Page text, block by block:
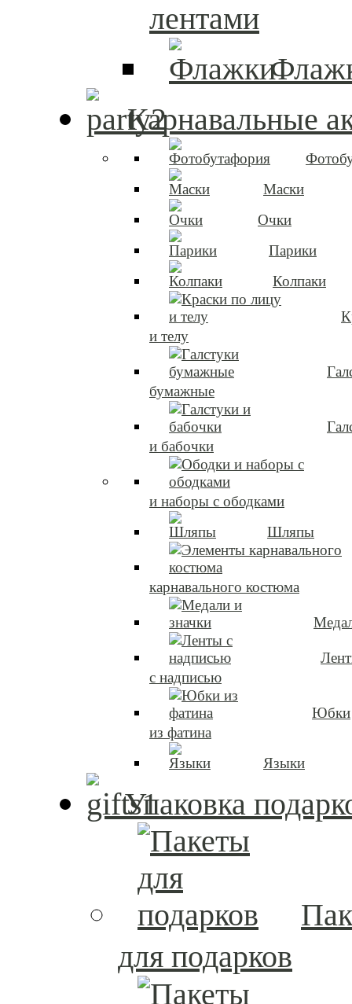
лентами
Карнавальные
Маски
Очки
Парики
Колпаки
и телу
бумажные
и бабочки
и наборы с ободками
Шляпы
карнавального костюма
с надписью
Юбки
из фатина
Языки
Упаковка
для подарков